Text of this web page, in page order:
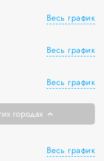
Весь график
Весь график
Весь график
городах
Весь график